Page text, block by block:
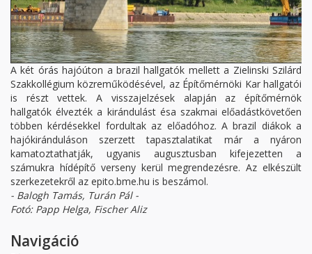
A két órás hajóúton a brazil hallgatók mellett a Zielinski Szilárd
Szakkollégium közreműködésével, az Építőmérnöki Kar hallgatói
is részt vettek. A visszajelzések alapján az építőmérnök
hallgatók élvezték a kirándulást ésa szakmai előadástkövetően
többen kérdésekkel fordultak az előadóhoz. A brazil diákok a
hajókiránduláson szerzett tapasztalatikat már a nyáron
kamatoztathatják, ugyanis augusztusban kifejezetten a
számukra hídépítő verseny kerül megrendezésre. Az elkészült
szerkezetekről az epito.bme.hu is beszámol.
- Balogh Tamás, Turán Pál -
Fotó: Papp Helga, Fischer Aliz
Navigáció